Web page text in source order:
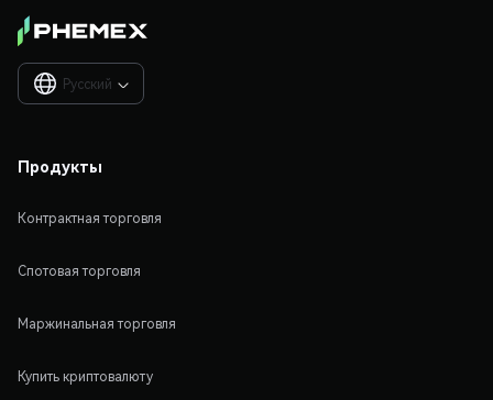
Русский 
Продукты
Контрактная торговля
Спотовая торговля
Маржинальная торговля
Купить криптовалюту